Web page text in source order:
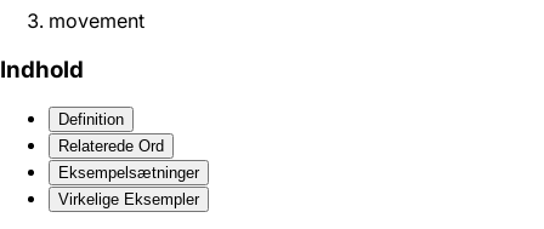
movement
Indhold
Definition
Relaterede Ord
Eksempelsætninger
Virkelige Eksempler